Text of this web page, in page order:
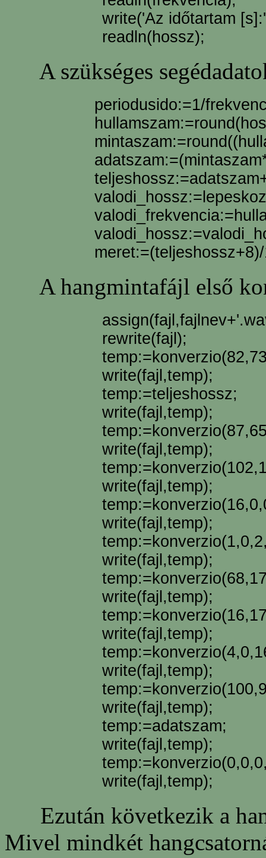
write('Az időtartam
readln(hossz);
A szükséges
periodusido:=1/
A hangmintafájl első
rewrite(fajl);
write(fajl,temp);
temp:=teljeshossz;
write(fajl,temp);
write(fajl,temp);
write(fajl,temp);
write(fajl,temp);
write(fajl,temp);
write(fajl,temp);
write(fajl,temp);
write(fajl,temp);
write(fajl,temp);
temp:=adatszam;
write(fajl,temp);
write(fajl,temp);
Ezután következik a
Mivel mindkét